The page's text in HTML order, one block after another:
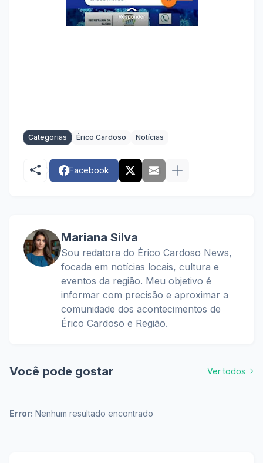
Categorias Érico Cardoso Notícias
Facebook
Mariana Silva
Sou redatora do Érico Cardoso News,
focada em notícias locais, cultura e
eventos da região. Meu objetivo é
informar com precisão e aproximar a
comunidade dos acontecimentos de
Érico Cardoso e Região.
Você pode gostar Ver todos
Error: Nenhum resultado encontrado